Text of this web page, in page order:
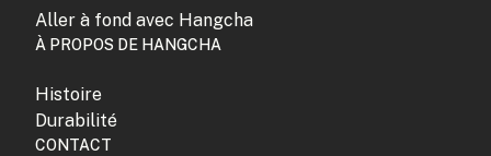
Aller à fond avec Hangcha
À PROPOS DE HANGCHA
Histoire
Durabilité
CONTACT